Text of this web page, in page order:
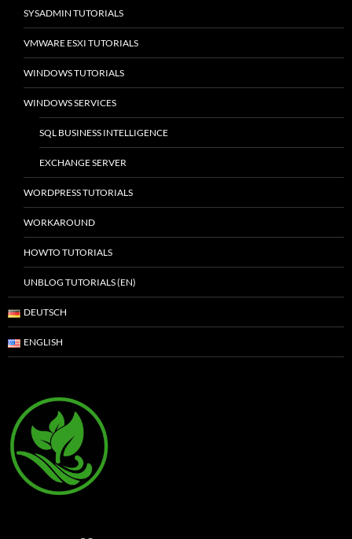
SYSADMIN TUTORIALS
VMWARE ESXI TUTORIALS
WINDOWS TUTORIALS
WINDOWS SERVICES
SQL BUSINESS INTELLIGENCE
EXCHANGE SERVER
WORDPRESS TUTORIALS
WORKAROUND
HOWTO TUTORIALS
UNBLOG TUTORIALS (EN)
DEUTSCH
ENGLISH